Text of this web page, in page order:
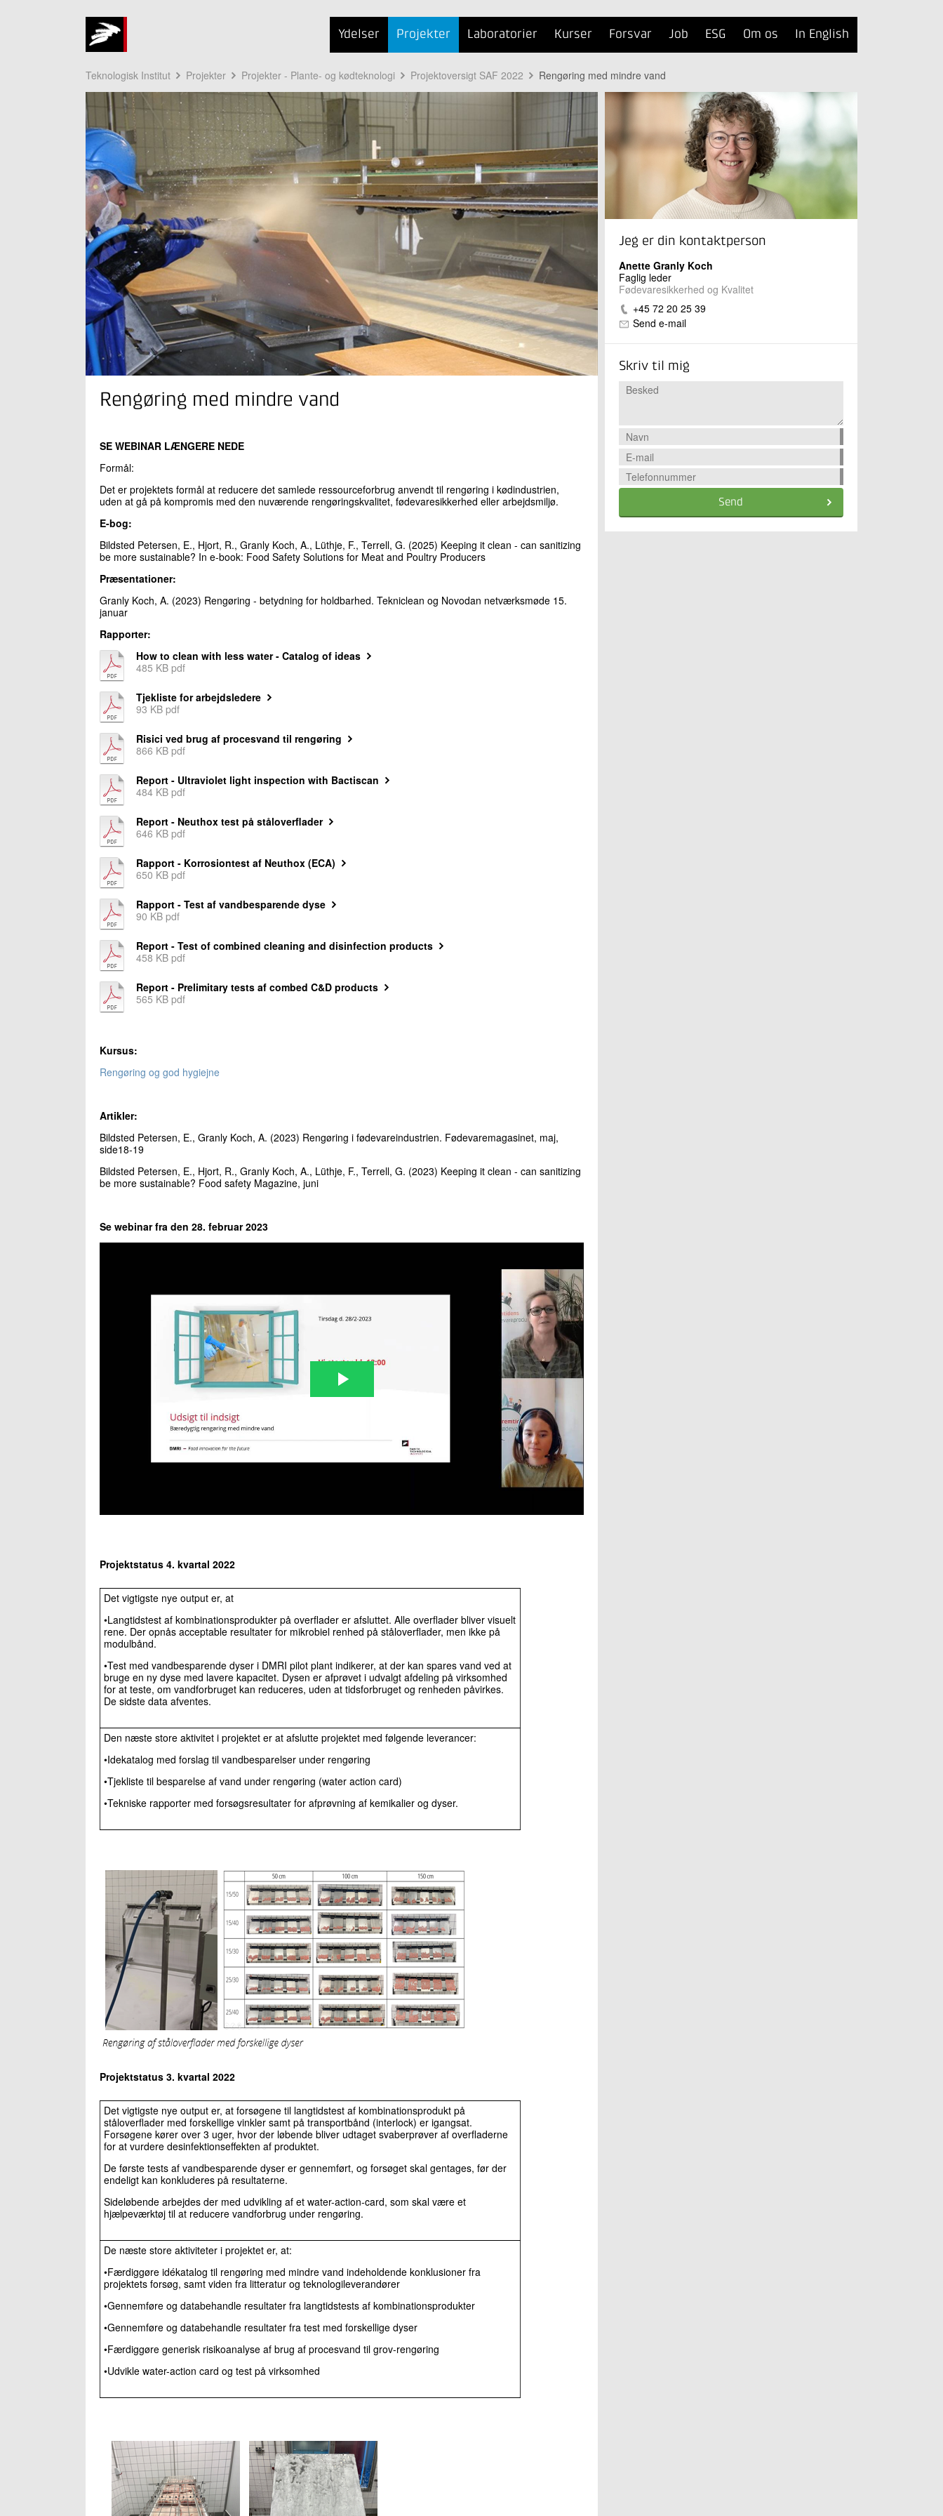
Ydelser Projekter Laboratorier Kurser Forsvar Job ESG Om os In English
Teknologisk Institut Projekter Projekter - Plante- og kødteknologi Projektoversigt SAF 2022 Rengøring med mindre vand
Rengøring med mindre vand
SE WEBINAR LÆNGERE NEDE
Formål:
Det er projektets formål at reducere det samlede ressourceforbrug anvendt til rengøring i kødindustrien,
uden at gå på kompromis med den nuværende rengøringskvalitet, fødevaresikkerhed eller arbejdsmiljø.
E-bog:
Bildsted Petersen, E., Hjort, R., Granly Koch, A., Lüthje, F., Terrell, G. (2025) Keeping it clean - can sanitizing
be more sustainable? In e-book: Food Safety Solutions for Meat and Poultry Producers
Præsentationer:
Granly Koch, A. (2023) Rengøring - betydning for holdbarhed. Tekniclean og Novodan netværksmøde 15.
januar
Rapporter:
How to clean with less water - Catalog of ideas
485 KB pdf
Tjekliste for arbejdsledere
93 KB pdf
Risici ved brug af procesvand til rengøring
866 KB pdf
Report - Ultraviolet light inspection with Bactiscan
484 KB pdf
Report - Neuthox test på ståloverflader
646 KB pdf
Rapport - Korrosiontest af Neuthox (ECA)
650 KB pdf
Rapport - Test af vandbesparende dyse
90 KB pdf
Report - Test of combined cleaning and disinfection products
458 KB pdf
Report - Prelimitary tests af combed C&D products
565 KB pdf
Kursus:
​Rengøring og god hygiejne
Artikler:
Bildsted Petersen, E., Granly Koch, A. (2023) Rengøring i fødevareindustrien. Fødevaremagasinet, maj,
side18-19
Bildsted Petersen, E., Hjort, R., Granly Koch, A., Lüthje, F., Terrell, G. (2023) Keeping it clean - can sanitizing
be more sustainable? Food safety Magazine, juni
Se webinar fra den 28. februar 2023
Projektstatus 4. kvartal 2022
Det vigtigste nye output er, at
•Langtidstest af kombinationsprodukter på overflader er afsluttet. Alle overflader bliver visuelt
rene. Der opnås acceptable resultater for mikrobiel renhed på ståloverflader, men ikke på
modulbånd.
•Test med vandbesparende dyser i DMRI pilot plant indikerer, at der kan spares vand ved at
bruge en ny dyse med lavere kapacitet. Dysen er afprøvet i udvalgt afdeling på virksomhed
for at teste, om vandforbruget kan reduceres, uden at tidsforbruget og renheden påvirkes.
De sidste data afventes.
Den næste store aktivitet i projektet er at afslutte projektet med følgende leverancer:
•Idekatalog med forslag til vandbesparelser under rengøring
•Tjekliste til besparelse af vand under rengøring (water action card)
•Tekniske rapporter med forsøgsresultater for afprøvning af kemikalier og dyser.
Projektstatus 3. kvartal 2022
Det vigtigste nye output er, at forsøgene til langtidstest af kombinationsprodukt på
ståloverflader med forskellige vinkler samt på transportbånd (interlock) er igangsat.
Forsøgene kører over 3 uger, hvor der løbende bliver udtaget svaberprøver af overfladerne
for at vurdere desinfektionseffekten af produktet.
De første tests af vandbesparende dyser er gennemført, og forsøget skal gentages, før der
endeligt kan konkluderes på resultaterne.
Sideløbende arbejdes der med udvikling af et water-action-card, som skal være et
hjælpeværktøj til at reducere vandforbrug under rengøring.
De næste store aktiviteter i projektet er, at:
•Færdiggøre idékatalog til rengøring med mindre vand indeholdende konklusioner fra
projektets forsøg, samt viden fra litteratur og teknologileverandører
•Gennemføre og databehandle resultater fra langtidstests af kombinationsprodukter
•Gennemføre og databehandle resultater fra test med forskellige dyser
•Færdiggøre generisk risikoanalyse af brug af procesvand til grov-rengøring
•Udvikle water-action card og test på virksomhed
Jeg er din kontaktperson
Anette Granly Koch
Faglig leder
Fødevaresikkerhed og Kvalitet
+45 72 20 25 39
Send e-mail
Skriv til mig
Send